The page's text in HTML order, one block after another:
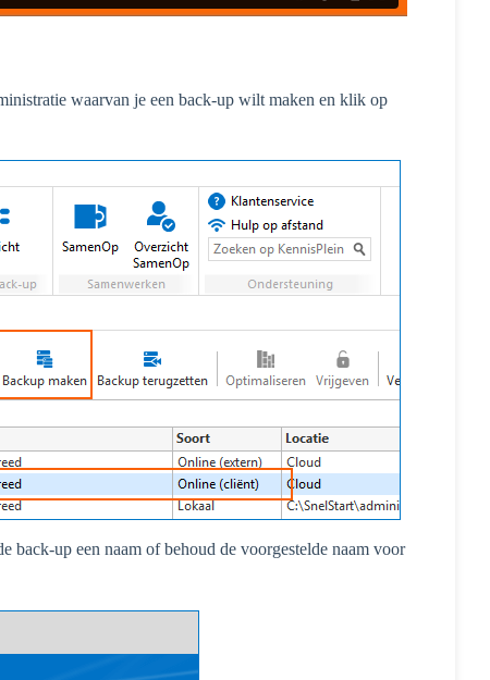
waarvan je een back-up wilt maken en klik op
back-up een naam of behoud de voorgestelde naam voor